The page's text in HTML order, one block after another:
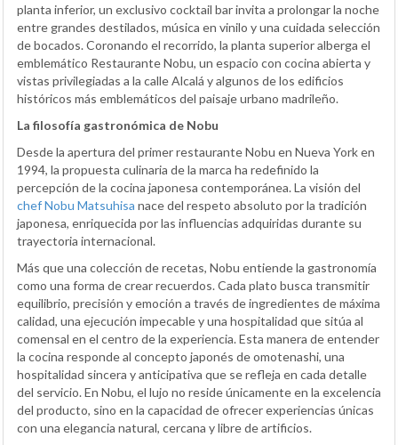
planta inferior, un exclusivo cocktail bar invita a prolongar la noche
entre grandes destilados, música en vinilo y una cuidada selección
de bocados. Coronando el recorrido, la planta superior alberga el
emblemático Restaurante Nobu, un espacio con cocina abierta y
vistas privilegiadas a la calle Alcalá y algunos de los edificios
históricos más emblemáticos del paisaje urbano madrileño.
La filosofía gastronómica de Nobu
Desde la apertura del primer restaurante Nobu en Nueva York en
1994, la propuesta culinaria de la marca ha redefinido la
percepción de la cocina japonesa contemporánea. La visión del
chef Nobu Matsuhisa nace del respeto absoluto por la tradición
japonesa, enriquecida por las influencias adquiridas durante su
trayectoria internacional.
Más que una colección de recetas, Nobu entiende la gastronomía
como una forma de crear recuerdos. Cada plato busca transmitir
equilibrio, precisión y emoción a través de ingredientes de máxima
calidad, una ejecución impecable y una hospitalidad que sitúa al
comensal en el centro de la experiencia. Esta manera de entender
la cocina responde al concepto japonés de omotenashi, una
hospitalidad sincera y anticipativa que se refleja en cada detalle
del servicio. En Nobu, el lujo no reside únicamente en la excelencia
del producto, sino en la capacidad de ofrecer experiencias únicas
con una elegancia natural, cercana y libre de artificios.